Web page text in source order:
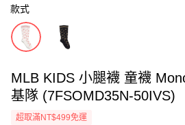
款式
MLB KIDS 小腿襪 童襪
基隊 (7FSOMD35N-50IVS)
超取滿NT$499免運